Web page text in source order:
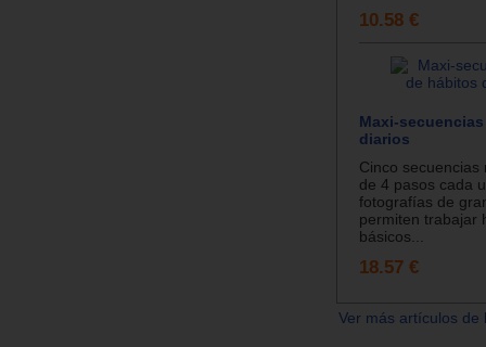
10.58 €
Maxi-
diarios
Cinco secuencias
de 4 pasos cada
fotografías de
permiten trabajar
básicos...
18.57 €
Ver más artículos